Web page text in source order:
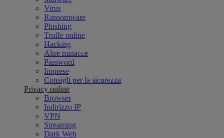
Virus
Ransomware
Phishing
Truffe online
Hacking
Altre minacce
Password
Imprese
Consigli per la sicurezza
Privacy online
Browser
Indirizzo IP
VPN
Streaming
Dark Web